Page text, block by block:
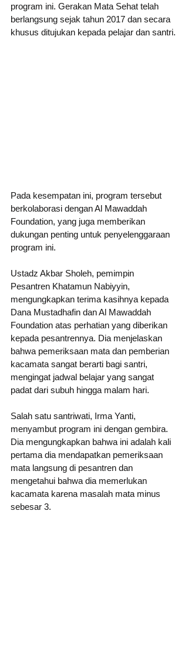
program ini. Gerakan Mata Sehat telah
berlangsung sejak tahun 2017 dan secara
khusus ditujukan kepada pelajar dan santri.
Pada kesempatan ini, program tersebut
berkolaborasi dengan Al Mawaddah
Foundation, yang juga memberikan
dukungan penting untuk penyelenggaraan
program ini.
Ustadz Akbar Sholeh, pemimpin
Pesantren Khatamun Nabiyyin,
mengungkapkan terima kasihnya kepada
Dana Mustadhafin dan Al Mawaddah
Foundation atas perhatian yang diberikan
kepada pesantrennya. Dia menjelaskan
bahwa pemeriksaan mata dan pemberian
kacamata sangat berarti bagi santri,
mengingat jadwal belajar yang sangat
padat dari subuh hingga malam hari.
Salah satu santriwati, Irma Yanti,
menyambut program ini dengan gembira.
Dia mengungkapkan bahwa ini adalah kali
pertama dia mendapatkan pemeriksaan
mata langsung di pesantren dan
mengetahui bahwa dia memerlukan
kacamata karena masalah mata minus
sebesar 3.